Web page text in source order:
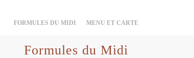
FORMULES DU MIDI MENU ET CARTE
Formules du Midi